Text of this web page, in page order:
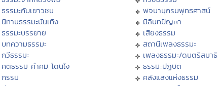
ธรรมะกับเยาวชน
นิทานธรรมะบันเทิง
ธรรมะบรรยาย
บทความธรรมะ
กวีธรรมะ
คติธรรม คำคม โดนใจ
กรรม
พจนานุกรมพุทธศาสน์
มิลินทปัญหา
เสียงธรรม
สถานีเพลงธรรมะ
เพลงธรรมะ/ดนตรีสมาธิ
ธรรมะปฏิบัติ
คลังแสงแห่งธรรม